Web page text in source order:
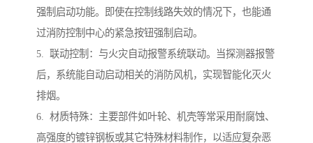
强制启动功能。即使在控制线路失效的情况下，也能通
过消防控制中心的紧急按钮强制启动。
5. 联动控制：与火灾自动报警系统联动。当探测器报警
后，系统能自动启动相关的消防风机，实现智能化灭火
排烟。
6. 材质特殊：主要部件如叶轮、机壳等常采用耐腐蚀、
高强度的镀锌钢板或其它特殊材料制作，以适应复杂恶